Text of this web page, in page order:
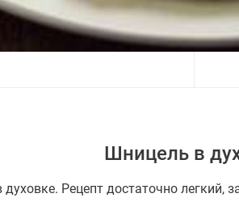
Шницель в
Рецепт достаточно